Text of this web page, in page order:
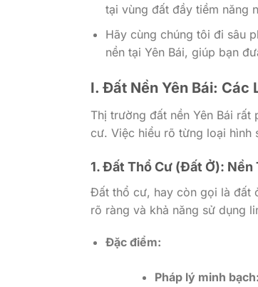
tại vùng đất đầy tiềm năng
Hãy cùng chúng tôi đi sâu
nền tại Yên Bái, giúp bạn
I. Đất Nền Yên Bái: Các
Thị trường đất nền Yên Bái
cư. Việc hiểu rõ từng loại hình
1. Đất Thổ Cư (Đất Ở): Nền
Đất thổ cư, hay còn gọi là đất
rõ ràng và khả năng sử dụng
Đặc điểm:
Pháp lý minh bạch: